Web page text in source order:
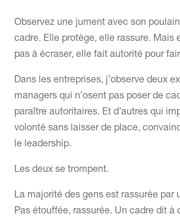
Observez une jument avec son
cadre. Elle protège, elle rassure. Mais
pas à écraser, elle fait autorité pour
Dans les entreprises, j’observe deux
managers qui n’osent pas poser de
paraître autoritaires. Et d’autres qui
volonté sans laisser de place,
le leadership.
Les deux se trompent.
La majorité des gens est rassurée par
Pas étouffée, rassurée. Un cadre dit à